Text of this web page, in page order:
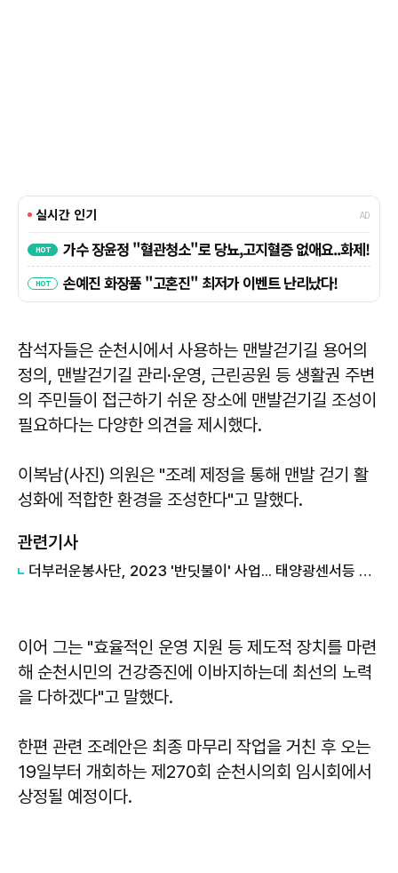
참석자들은 순천시에서 사용하는 맨발걷기길 용어의
정의, 맨발걷기길 관리·운영, 근린공원 등 생활권 주변
의 주민들이 접근하기 쉬운 장소에 맨발걷기길 조성이
필요하다는 다양한 의견을 제시했다.
이복남(사진) 의원은 "조례 제정을 통해 맨발 걷기 활
성화에 적합한 환경을 조성한다"고 말했다.
관련기사
더부러운봉사단, 2023 '반딧불이' 사업... 태양광센서등 설치 봉사
이어 그는 "효율적인 운영 지원 등 제도적 장치를 마련
해 순천시민의 건강증진에 이바지하는데 최선의 노력
을 다하겠다"고 말했다.
한편 관련 조례안은 최종 마무리 작업을 거친 후 오는
19일부터 개회하는 제270회 순천시의회 임시회에서
상정될 예정이다.